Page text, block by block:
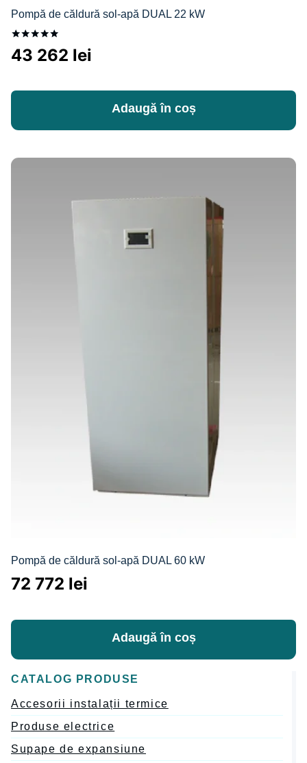
Pompă de căldură sol-apă DUAL 22 kW
Evaluat la
5.00
43 262 lei
Adaugă în coș
Pompă de căldură sol-apă DUAL 60 kW
72 772 lei
Adaugă în coș
CATALOG PRODUSE
Accesorii instalații termice
Produse electrice
Supape de expansiune